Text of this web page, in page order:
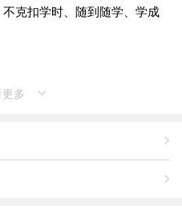
克扣学时、随到随学、学成
2014-06-25
多